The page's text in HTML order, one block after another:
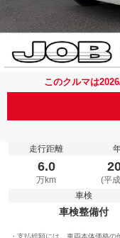
このクルマは
走行距離
6.0
万km (平
車検
車検整備付
支払総額には、車両本体価格の